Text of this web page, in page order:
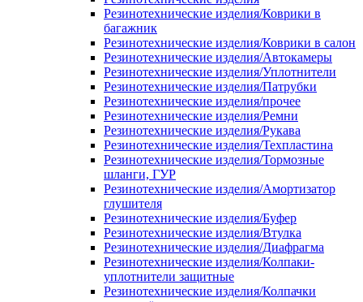
Резинотехнические изделия/Коврики в
багажник
Резинотехнические изделия/Коврики в салон
Резинотехнические изделия/Автокамеры
Резинотехнические изделия/Уплотнители
Резинотехнические изделия/Патрубки
Резинотехнические изделия/прочее
Резинотехнические изделия/Ремни
Резинотехнические изделия/Рукава
Резинотехнические изделия/Техпластина
Резинотехнические изделия/Тормозные
шланги, ГУР
Резинотехнические изделия/Амортизатор
глушителя
Резинотехнические изделия/Буфер
Резинотехнические изделия/Втулка
Резинотехнические изделия/Диафрагма
Резинотехнические изделия/Колпаки-
уплотнители защитные
Резинотехнические изделия/Колпачки